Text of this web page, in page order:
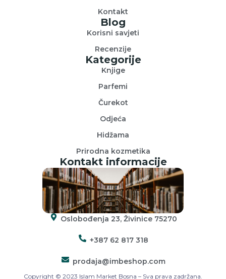
Kontakt
Blog
Korisni savjeti
Recenzije
Kategorije
Knjige
Parfemi
Čurekot
Odjeća
Hidžama
Prirodna kozmetika
Kontakt informacije
Oslobođenja 23, Živinice 75270
+387 62 817 318
prodaja@imbeshop.com
Copyright © 2023 Islam Market Bosna – Sva prava zadržana.